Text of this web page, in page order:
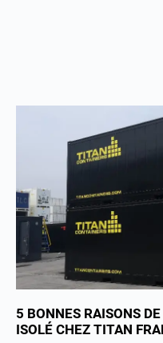
5 BONNES RAISONS
ISOLÉ CHEZ TITAN